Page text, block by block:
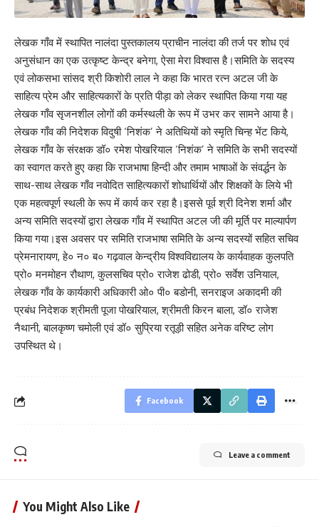
लेखक गाँव में स्थापित नालंदा पुस्तकालय प्राचीन नालंदा की तर्ज पर शोध एवं
अनुसंधान का एक उत्कृष्ट केन्द्र बनेगा, ऐसा मेरा विश्वास है।समिति के सदस्य
एवं लोकसभा सांसद श्री किशोरी लाल ने कहा कि भारत रत्न अटल जी के
साहित्य प्रेम और साहित्यकारों के प्रति पीड़ा को लेकर स्थापित किया गया यह
लेखक गाँव सृजनशील लोगों की कर्मस्थली के रूप में उभर कर सामने आया है।
लेखक गाँव की निदेशक विदुषी ‘निशंक’ ने अतिथियों को स्मृति चिन्ह भेंट किये,
लेखक गाँव के संरक्षक डॉ० रमेश पोखरियाल ‘निशंक’ ने समिति के सभी सदस्यों
का स्वागत करते हुए कहा कि राजभाषा हिन्दी और तमाम भाषाओं के संवर्द्धन के
साथ-साथ लेखक गाँव नवोदित साहित्यकारों शोधार्थियों और शिक्षकों के लिये भी
एक महत्वपूर्ण स्थली के रूप में कार्य कर रहा है।इससे पूर्व श्री दिनेश शर्मा और
अन्य समिति सदस्यों द्वारा लेखक गाँव में स्थापित अटल जी की मूर्ति पर माल्यार्पण
किया गया।इस अवसर पर समिति राजभाषा समिति के अन्य सदस्यों सहित सचिव
प्रेमनारायण, हे० न० ब० गढ़वाल केन्द्रीय विश्वविद्यालय के कार्यवाहक कुलपति
प्रो० मनमोहन रौथाण, कुलसचिव प्रो० राजेश ढोडी, प्रो० सर्वेश उनियाल,
लेखक गाँव के कार्यकारी अधिकारी ओ० पी० बडोनी, सनराइज अकादमी की
प्रबंध निदेशक श्रीमती पूजा पोखरियाल, श्रीमती किरन बाला, डॉ० राजेश
नैथानी, बालकृष्ण चमोली एवं डॉ० सुप्रिया रतूड़ी सहित अनेक वरिष्ट लोग
उपस्थित थे।
Facebook
Leave a comment
You Might Also Like